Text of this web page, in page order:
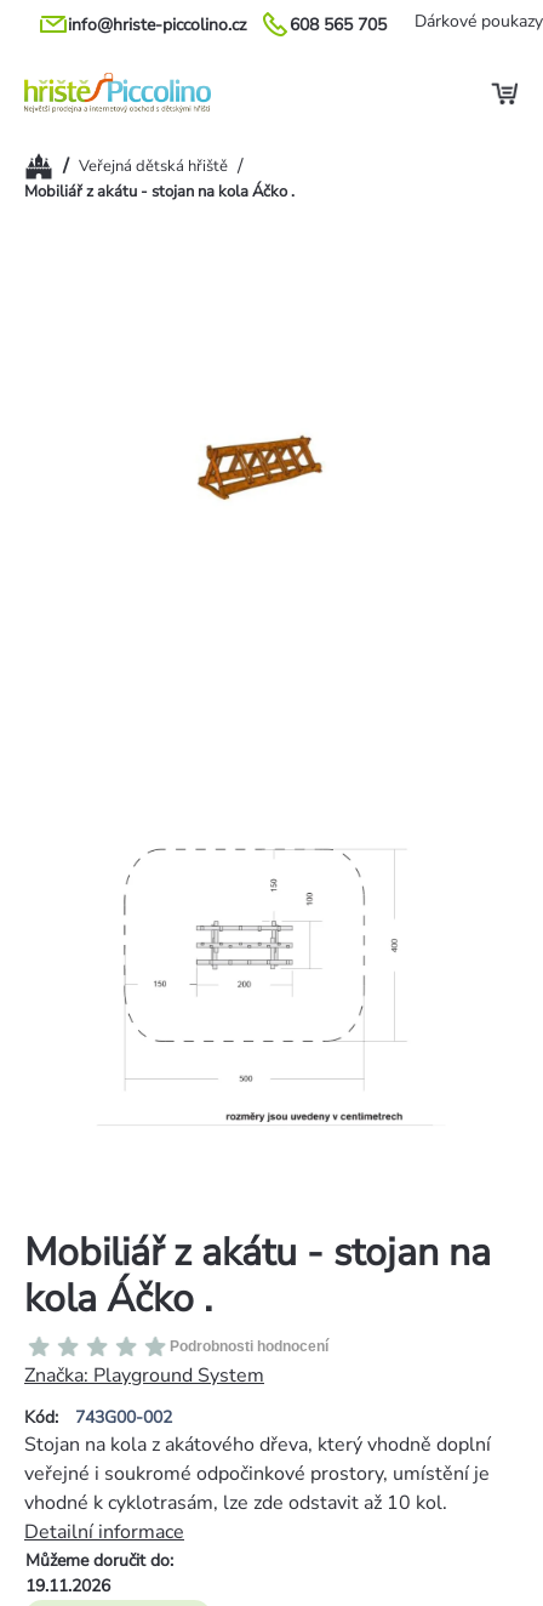
Přejít
608 565 705
info@hriste-piccolino.cz Dárkové poukazy
Domů/ Veřejná dětská hřiště /
Mobiliář z akátu - stojan na kola Áčko .
Mobiliář z akátu - stojan na
kola Áčko .
Kód: 743G00-002
Průměrné
hodnocení
produktu
je
0,0
5
hvězdiček.
Podrobnosti hodnocení
Značka: Playground System
Můžeme doručit do:
19.11.2026
Stojan na kola z akátového dřeva, který vhodně doplní
veřejné i soukromé odpočinkové prostory, umístění je
vhodné k cyklotrasám, lze zde odstavit až 10 kol.
Detailní informace